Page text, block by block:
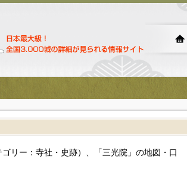
リー：寺社・史跡）、「三光院」の地図・口